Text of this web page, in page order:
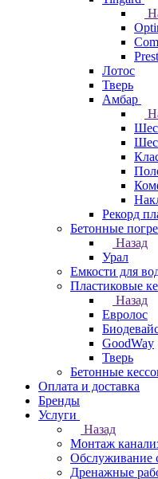
Лотос
Тверь
Амбар
Рекорд
Бетонные
Назад
Урал
Емкости для
Пластиковые
Назад
Евролос
GoodWay
Тверь
Бетонные
Оплата и доставка
Бренды
Услуги
Назад
Монтаж
Обслуживание
Дренажные